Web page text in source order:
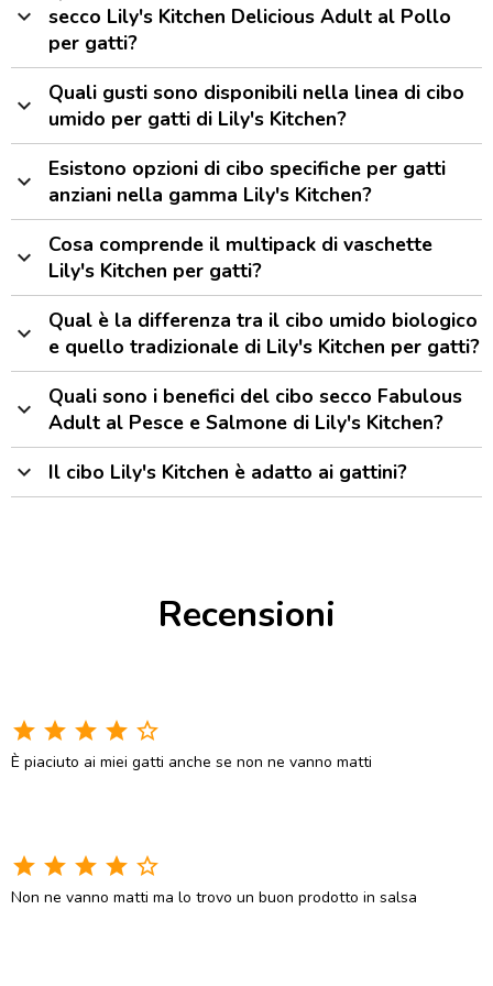
expand_more
secco Lily's Kitchen Delicious Adult al Pollo
per gatti?
expand_more
Quali gusti sono disponibili nella linea di cibo
umido per gatti di Lily's Kitchen?
expand_more
Esistono opzioni di cibo specifiche per gatti
anziani nella gamma Lily's Kitchen?
expand_more
Cosa comprende il multipack di vaschette
Lily's Kitchen per gatti?
expand_more
Qual è la differenza tra il cibo umido biologico
e quello tradizionale di Lily's Kitchen per gatti?
expand_more
Quali sono i benefici del cibo secco Fabulous
Adult al Pesce e Salmone di Lily's Kitchen?
expand_more
Il cibo Lily's Kitchen è adatto ai gattini?
Recensioni
star star star star star_border
È piaciuto ai miei gatti anche se non ne vanno matti
star star star star star_border
Non ne vanno matti ma lo trovo un buon prodotto in salsa